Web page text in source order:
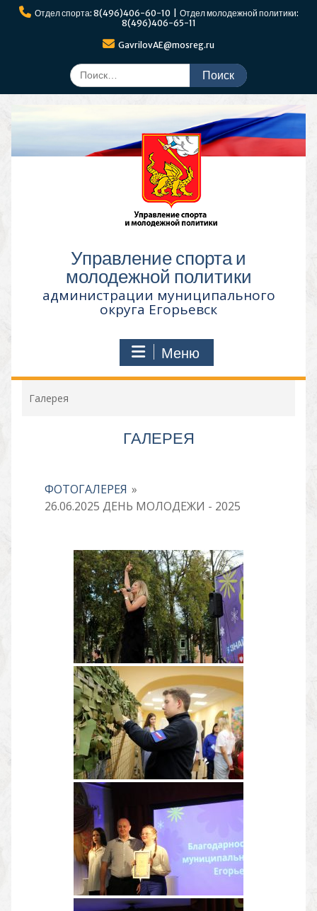
ПерейтиОтдел спорта: 8(496)406-60-10 | Отдел молодежной политики:
8(496)406-65-11
GavrilovAE@mosreg.ru
Поиск
по:
Управление спорта и
молодежной политики
администрации муниципального
округа Егорьевск
Меню
Галерея
ГАЛЕРЕЯ
ФОТОГАЛЕРЕЯ »
26.06.2025 ДЕНЬ МОЛОДЕЖИ - 2025